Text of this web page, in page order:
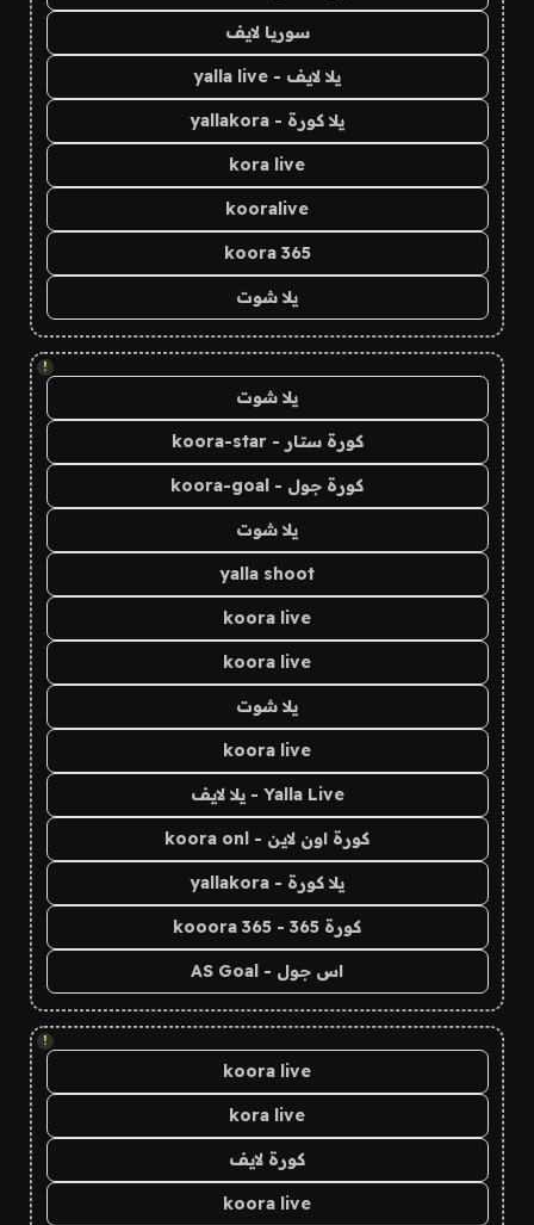
سوريا لايف
يلا لايف - yalla live
يلا كورة - yallakora
kora live
kooralive
koora 365
يلا شوت
!
يلا شوت
كورة ستار - koora-star
كورة جول - koora-goal
يلا شوت
yalla shoot
koora live
koora live
يلا شوت
koora live
Yalla Live - يلا لايف
كورة اون لاين - koora onl
يلا كورة - yallakora
كورة 365 - kooora 365
اس جول - AS Goal
!
koora live
kora live
كورة لايف
koora live